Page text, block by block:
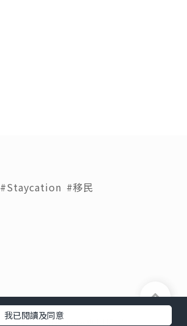
#Staycation #移民
下載 U Lifestyle應用程式
我已閱讀及同意